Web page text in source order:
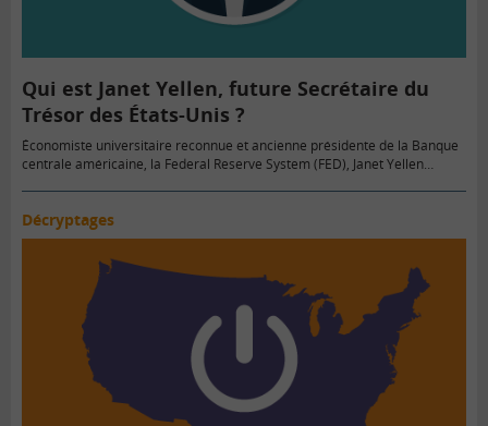
Qui est Janet Yellen, future Secrétaire du
Trésor des États-Unis ?
Économiste universitaire reconnue et ancienne présidente de la Banque
centrale américaine, la Federal Reserve System (FED), Janet Yellen…
Décryptages